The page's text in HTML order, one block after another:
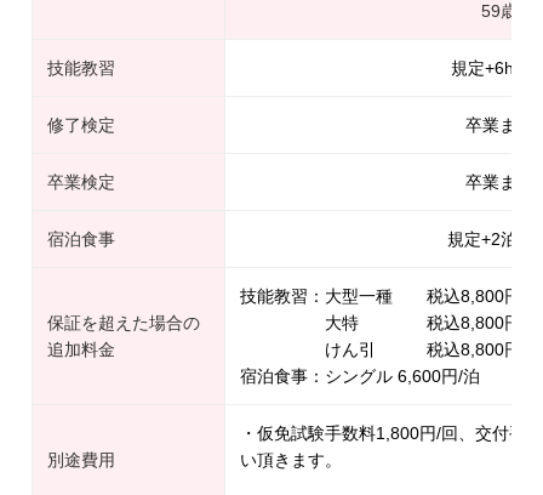
59歳以
技能教習 規定+6hま
修了検定 卒業まで
卒業検定 卒業まで
宿泊食事 規定+2泊ま
保証を超えた場合の
追加料金
技能教習：大型一種 税込8,800円/
大特 税込8,800円/時
けん引 税込8,800円/時
宿泊食事：シングル 6,600円/泊
別途費用
・仮免試験手数料1,800円/回、交付手
い頂きます。